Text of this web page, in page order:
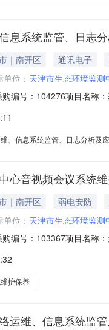
息系统监管、日志
｜南开区 通讯电子
位： 天津市生态环境监测
编号：104276项目名称
电话：--采购方式：竞价
、信息系统监管、日志分析及
心音视频会议系统
｜南开区 弱电安防
位： 天津市生态环境监测
编号：103367项目名称
竟比结果筛选工具使用：
护保养
运维、信息系统监